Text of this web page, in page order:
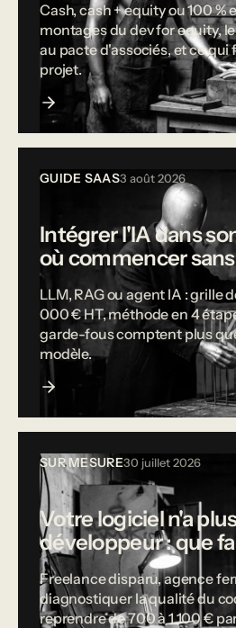
Cash, cash + equity ou 100 %
montages du dev for equity,
au pacte d'associés, et ce
projet.
GUIDE SAAS3 août 2026
Intégrer l'IA dans
où commencer
LLM, RAG ou agent IA : grille
000 € HT, méthode en 4
garde-fous comptent plus
modèle.
SUR MESURE30 juillet 2026
Votre logiciel n'a
développeur : que
Freelance disparu, agence
diagnostiquer la qualité du
reprendre de 700 à 1 100 €